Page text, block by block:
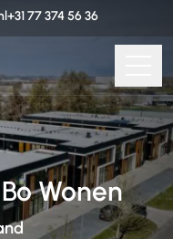
+31 77 374 56 36
Wonen